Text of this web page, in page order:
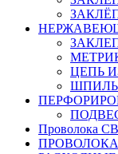
ЦЕПЬ
Проволока
ПРОВОЛОКА